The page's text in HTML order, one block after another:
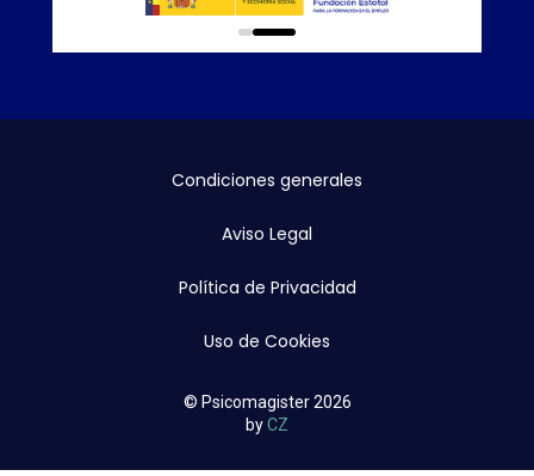
0 1
Condiciones generales
Aviso Legal
Política de Privacidad
Uso de Cookies
© Psicomagister 2026
byCZ